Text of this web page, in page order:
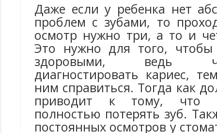
Даже если у ребенка нет
проблем с зубами, то
осмотр нужно три, а то и
Это нужно для того, чтобы
здоровыми, ведь
диагностировать кариес,
ним справиться. Тогда как
приводит к тому, что
полностью потерять зуб.
постоянных осмотров у